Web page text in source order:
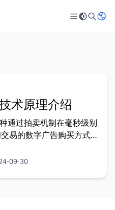
术原理介绍
通过拍卖机制在毫秒级别
易的数字广告购买方式。
市场和DMP）、技术优点
点包括精准投放、高效交
09-30